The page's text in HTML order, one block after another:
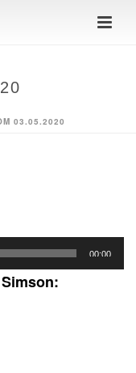
03.05.2020
00:00
Simson: